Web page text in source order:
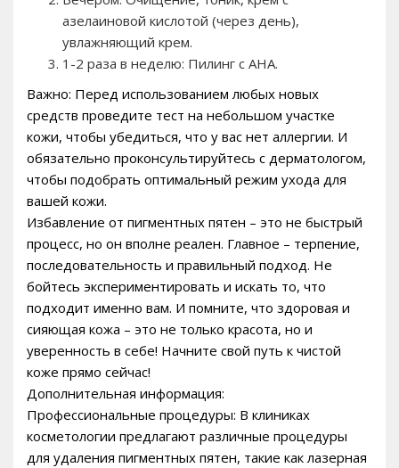
азелаиновой кислотой (через день),
увлажняющий крем.
1-2 раза в неделю: Пилинг с AHA.
Важно: Перед использованием любых новых
средств проведите тест на небольшом участке
кожи, чтобы убедиться, что у вас нет аллергии. И
обязательно проконсультируйтесь с дерматологом,
чтобы подобрать оптимальный режим ухода для
вашей кожи.
Избавление от пигментных пятен – это не быстрый
процесс, но он вполне реален. Главное – терпение,
последовательность и правильный подход. Не
бойтесь экспериментировать и искать то, что
подходит именно вам. И помните, что здоровая и
сияющая кожа – это не только красота, но и
уверенность в себе! Начните свой путь к чистой
коже прямо сейчас!
Дополнительная информация:
Профессиональные процедуры: В клиниках
косметологии предлагают различные процедуры
для удаления пигментных пятен, такие как лазерная